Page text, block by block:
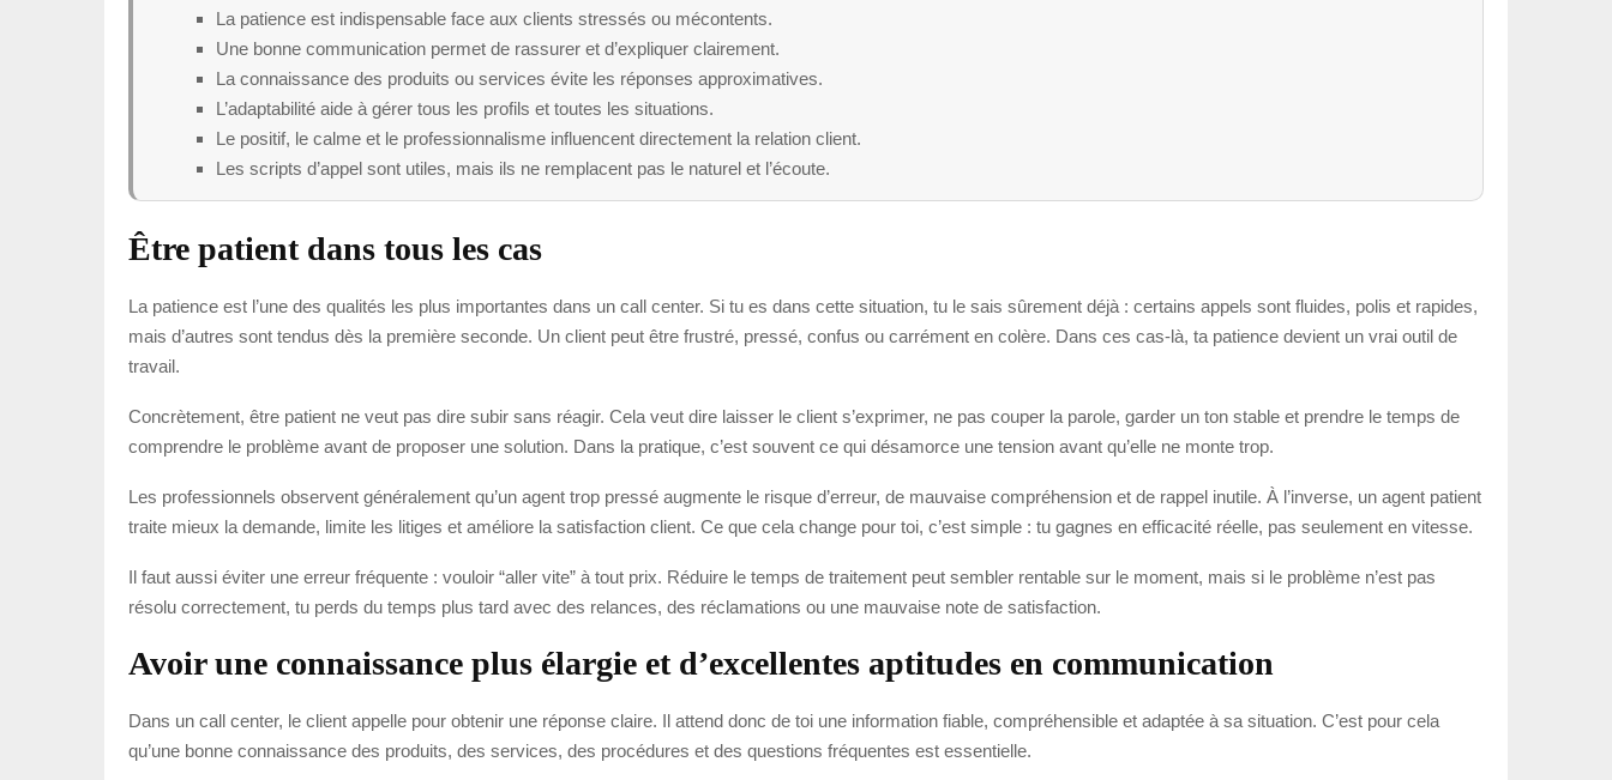
La patience est indispensable face aux clients stressés ou mécontents.
Une bonne communication permet de rassurer et d’expliquer clairement.
La connaissance des produits ou services évite les réponses approximatives.
L’adaptabilité aide à gérer tous les profils et toutes les situations.
Le positif, le calme et le professionnalisme influencent directement la relation client.
Les scripts d’appel sont utiles, mais ils ne remplacent pas le naturel et l’écoute.
Être patient dans tous les cas
La patience est l’une des qualités les plus importantes dans un call center. Si tu es dans cette situation, tu le sais sûrement déjà : certains appels sont fluides, polis et rapides,
mais d’autres sont tendus dès la première seconde. Un client peut être frustré, pressé, confus ou carrément en colère. Dans ces cas-là, ta patience devient un vrai outil de
travail.
Concrètement, être patient ne veut pas dire subir sans réagir. Cela veut dire laisser le client s’exprimer, ne pas couper la parole, garder un ton stable et prendre le temps de
comprendre le problème avant de proposer une solution. Dans la pratique, c’est souvent ce qui désamorce une tension avant qu’elle ne monte trop.
Les professionnels observent généralement qu’un agent trop pressé augmente le risque d’erreur, de mauvaise compréhension et de rappel inutile. À l’inverse, un agent patient
traite mieux la demande, limite les litiges et améliore la satisfaction client. Ce que cela change pour toi, c’est simple : tu gagnes en efficacité réelle, pas seulement en vitesse.
Il faut aussi éviter une erreur fréquente : vouloir “aller vite” à tout prix. Réduire le temps de traitement peut sembler rentable sur le moment, mais si le problème n’est pas
résolu correctement, tu perds du temps plus tard avec des relances, des réclamations ou une mauvaise note de satisfaction.
Avoir une connaissance plus élargie et d’excellentes aptitudes en communication
Dans un call center, le client appelle pour obtenir une réponse claire. Il attend donc de toi une information fiable, compréhensible et adaptée à sa situation. C’est pour cela
qu’une bonne connaissance des produits, des services, des procédures et des questions fréquentes est essentielle.